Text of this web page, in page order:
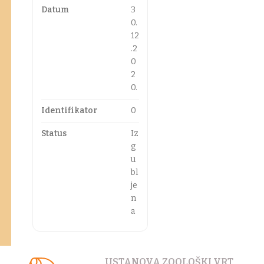
Datum
3
0.
12
.2
0
2
0.
Identifikator 0
Status
Iz
g
u
bl
je
n
a